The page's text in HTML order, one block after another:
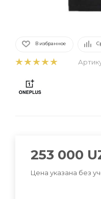
В избранное
253 000
Цена указана без